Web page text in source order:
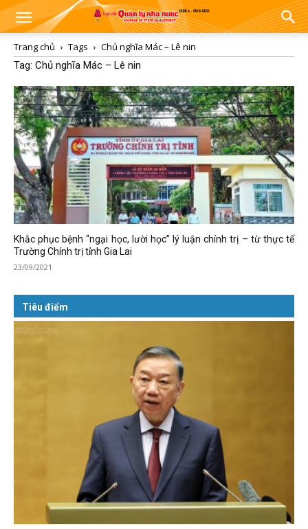
Trang chủ Tags
Chủ nghĩa Mác – Lê nin
Tag: Chủ nghĩa Mác – Lê nin
Khắc phục bệnh “ngại học, lười học” lý luận chính trị – từ thực tế
Trường Chính trị tỉnh Gia Lai
23/09/2021
Tiêu điểm